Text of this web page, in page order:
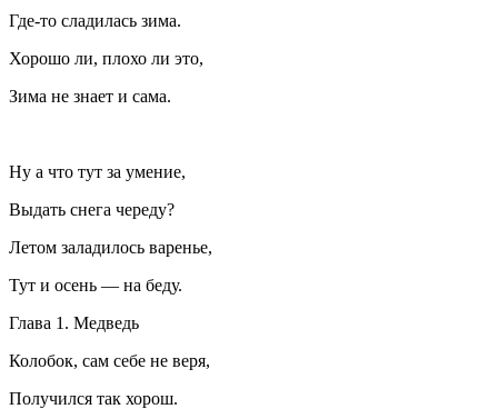
Где-то сладилась зима.
Хорошо ли, плохо ли это,
Зима не знает и сама.
Ну а что тут за умение,
Выдать снега череду?
Летом заладилось варенье,
Тут и осень — на беду.
Глава 1. Медведь
Колобок, сам себе не веря,
Получился так хорош.